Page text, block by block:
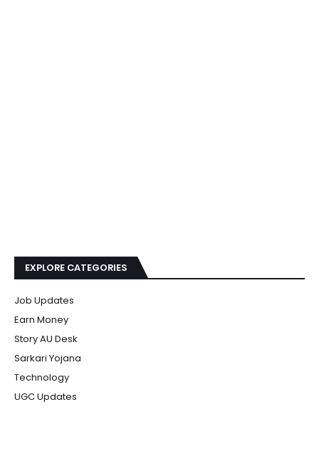
EXPLORE CATEGORIES
Job Updates
Earn Money
Story AU Desk
Sarkari Yojana
Technology
UGC Updates